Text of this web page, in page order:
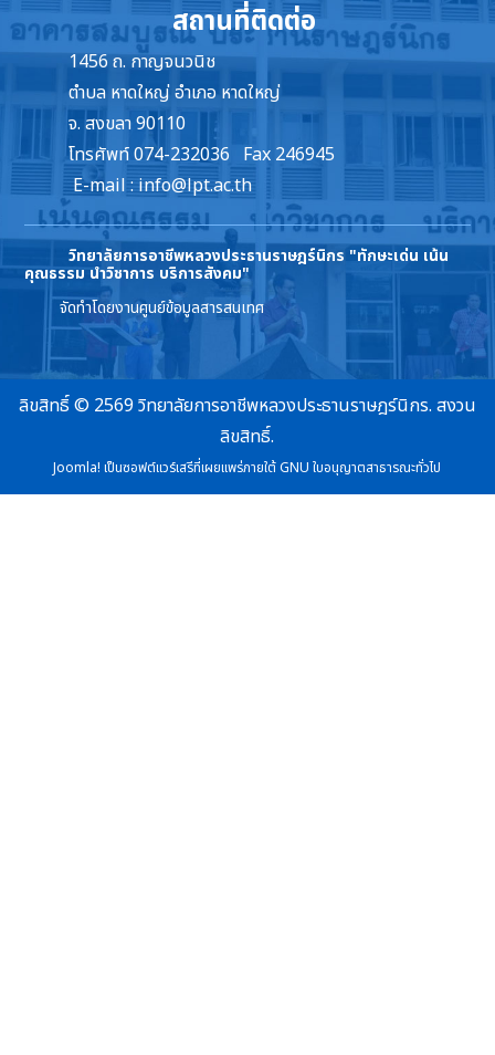
สถานที่ติดต่อ
1456 ถ. กาญจนวนิช
ตำบล หาดใหญ่ อำเภอ หาดใหญ่
จ. สงขลา 90110
โทรศัพท์ 074-232036 Fax 246945
E-mail : info@lpt.ac.th
วิทยาลัยการอาชีพหลวงประธานราษฎร์นิกร "ทักษะเด่น เน้น
คุณธรรม นำวิชาการ บริการสังคม"
จัดทำโดยงานศูนย์ข้อมูลสารสนเทศ
ลิขสิทธิ์ © 2569 วิทยาลัยการอาชีพหลวงประธานราษฎร์นิกร. สงวน
ลิขสิทธิ์.
Joomla! เป็นซอฟต์แวร์เสรีที่เผยแพร่ภายใต้GNU ใบอนุญาตสาธารณะทั่วไป